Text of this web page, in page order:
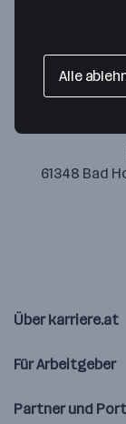
61348 Bad
Über karriere.at
Für Arbeitgeber
Partner und
Alle